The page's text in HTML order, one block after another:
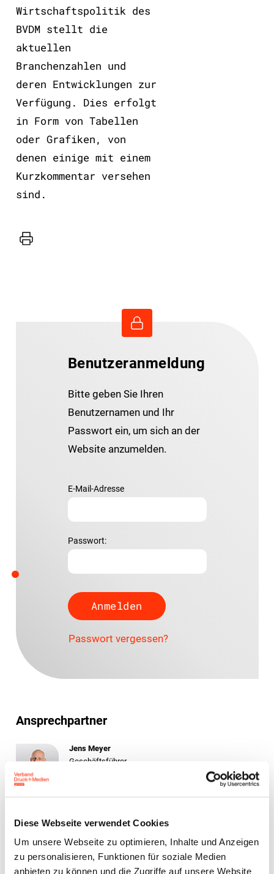
Diese Webseite verwendet Cookies
Um unsere Webseite zu optimieren, Inhalte und Anzeigen
zu personalisieren, Funktionen für soziale Medien
anbieten zu können und die Zugriffe auf unsere Website
Wirtschaftspolitik des
BVDM stellt die
aktuellen
Branchenzahlen und
deren Entwicklungen zur
Verfügung. Dies erfolgt
in Form von Tabellen
oder Grafiken, von
denen einige mit einem
Kurzkommentar versehen
sind.
Drucker
Benutzeranmeldung
Bitte geben Sie Ihren
Benutzernamen und Ihr
Passwort ein, um sich an der
Website anzumelden.
E-Mail-Adresse
Passwort:
Passwort vergessen?
Ansprechpartner
Jens Meyer
Geschäftsführer